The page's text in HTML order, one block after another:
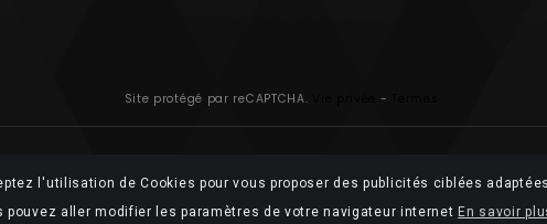
Site protégé par reCAPTCHA. -
l'utilisation de Cookies pour vous proposer des publicités ciblées
pouvez aller modifier les paramètres de votre navigateur internet En savoir